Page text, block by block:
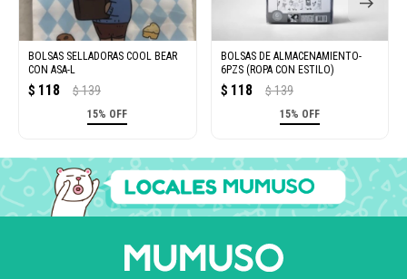
BOLSAS SELLADORAS COOL BEAR
CON ASA-L
$ 118 $ 139
15% OFF
BOLSAS DE ALMACENAMIENTO-
6PZS (ROPA CON ESTILO)
$ 118 $ 139
15% OFF